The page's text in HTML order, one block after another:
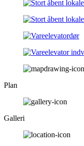
Plan
Galleri